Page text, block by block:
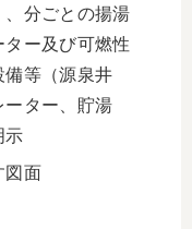
分ごとの揚湯
ー及び可燃性
備等（源泉井
ーター、貯湯
示
図面